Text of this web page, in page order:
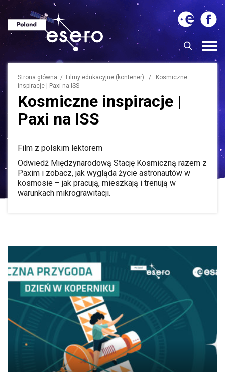
Strona główna / Filmy edukacyjne (kontener) / Kosmiczne
inspiracje | Paxi na ISS
Kosmiczne inspiracje |
Paxi na ISS
Film z polskim lektorem
Odwiedź Międzynarodową Stację Kosmiczną razem z
Paxim i zobacz, jak wygląda życie astronautów w
kosmosie – jak pracują, mieszkają i trenują w
warunkach mikrograwitacji.